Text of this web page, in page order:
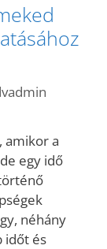
amikor a
egy idő
néhány
időt és